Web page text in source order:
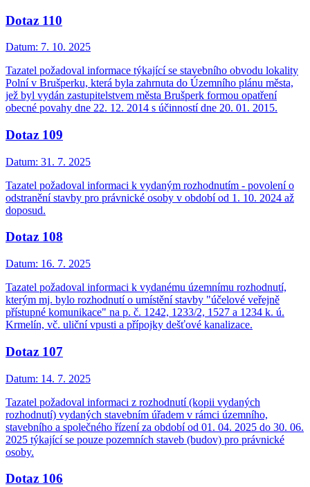
Dotaz 110
Datum: 7. 10. 2025
Tazatel požadoval informace týkající se stavebního obvodu lokality
Polní v Brušperku, která byla zahrnuta do Územního plánu města,
jež byl vydán zastupitelstvem města Brušperk formou opatření
obecné povahy dne 22. 12. 2014 s účinností dne 20. 01. 2015.
Dotaz 109
Datum: 31. 7. 2025
Tazatel požadoval informaci k vydaným rozhodnutím - povolení o
odstranění stavby pro právnické osoby v období od 1. 10. 2024 až
doposud.
Dotaz 108
Datum: 16. 7. 2025
Tazatel požadoval informaci k vydanému územnímu rozhodnutí,
kterým mj. bylo rozhodnutí o umístění stavby "účelové veřejně
přístupné komunikace" na p. č. 1242, 1233/2, 1527 a 1234 k. ú.
Krmelín, vč. uliční vpusti a přípojky dešťové kanalizace.
Dotaz 107
Datum: 14. 7. 2025
Tazatel požadoval informaci z rozhodnutí (kopii vydaných
rozhodnutí) vydaných stavebním úřadem v rámci územního,
stavebního a společného řízení za období od 01. 04. 2025 do 30. 06.
2025 týkající se pouze pozemních staveb (budov) pro právnické
osoby.
Dotaz 106